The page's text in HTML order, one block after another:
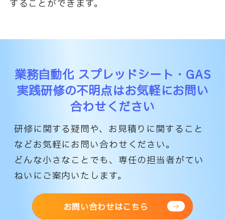
することができます。
業務自動化 スプレッドシート・GAS
実践研修の不明点はお気軽にお問い
合わせください
研修に関する疑問や、お見積りに関すること
などお気軽にお問い合わせください。
どんな小さなことでも、専任の担当者がてい
ねいにご案内いたします。
お問い合わせはこちら